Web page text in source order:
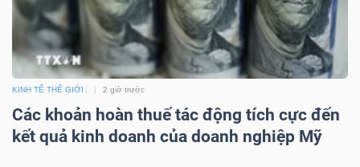
KINH TẾ THẾ GIỚI 2 giờ trước
Các khoản hoàn thuế tác động tích cực đến
kết quả kinh doanh của doanh nghiệp Mỹ
TÀI
CHÍNH
CÔNG